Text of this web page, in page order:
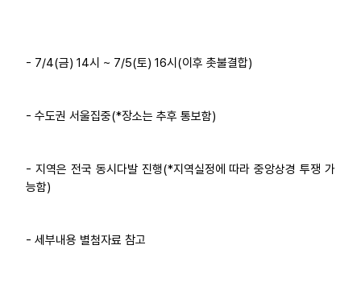
- 7/4(금) 14시 ~ 7/5(토) 16시(이후 촛불결합)
- 수도권 서울집중(*장소는 추후 통보함)
- 지역은 전국 동시다발 진행(*지역실정에 따라 중앙상경 투쟁 가
능함)
- 세부내용 별첨자료 참고